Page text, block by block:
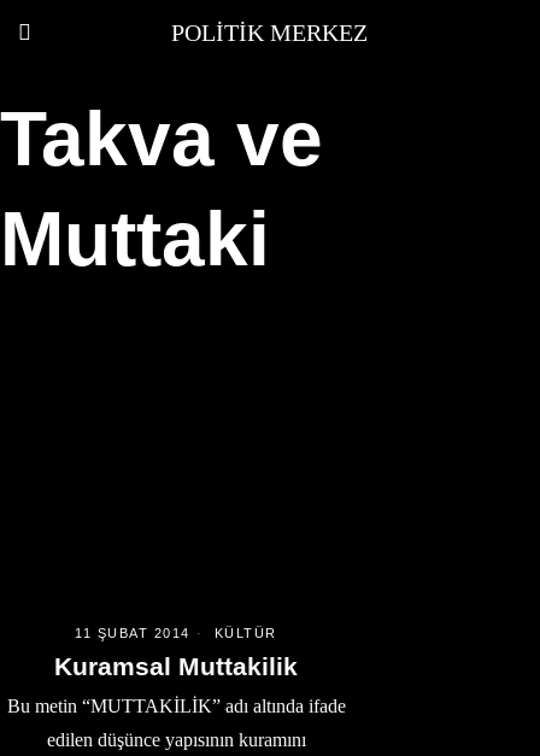
POLITIK MERKEZ
Takva ve
Muttaki
11 ŞUBAT 2014 KÜLTÜR
Kuramsal Muttakilik
Bu metin “MUTTAKİLİK” adı altında ifade
edilen düşünce yapısının kuramını